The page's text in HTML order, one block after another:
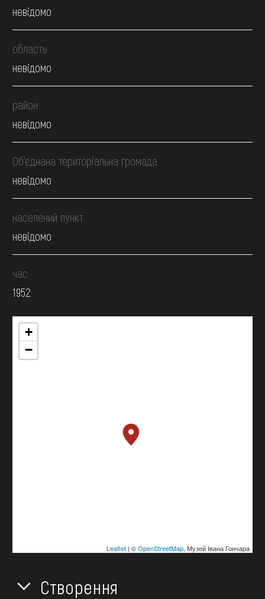
невідомо
область
невідомо
район
невідомо
Об’єднана територіальна громада
невідомо
населений пункт
невідомо
час
1952
+
−
Leaflet| ©OpenStreetMap, Музей Івана Гончара
Створення